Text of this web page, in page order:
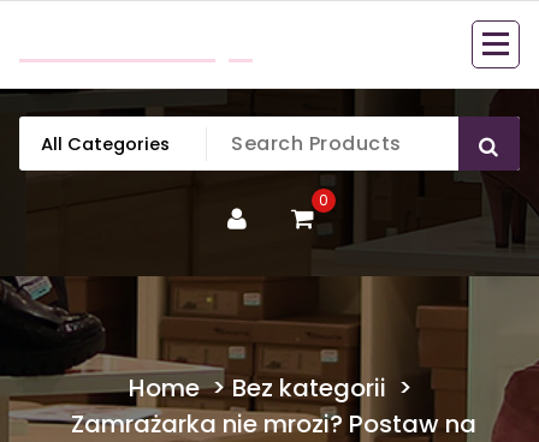
content
0
Home>Bez kategorii >
Zamrażarka nie mrozi? Postaw na